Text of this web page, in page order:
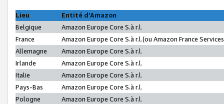
Lieu
Entité d’Amazon
Belgique
Amazon Europe Core S.à r.l.
France
Amazon Europe Core S.à r.l.(ou Amazon France
Allemagne
Amazon Europe Core S.à r.l.
Irlande
Amazon Europe Core S.à r.l.
Italie
Amazon Europe Core S.à r.l.
Pays-Bas
Amazon Europe Core S.à r.l.
Pologne
Amazon Europe Core S.à r.l.